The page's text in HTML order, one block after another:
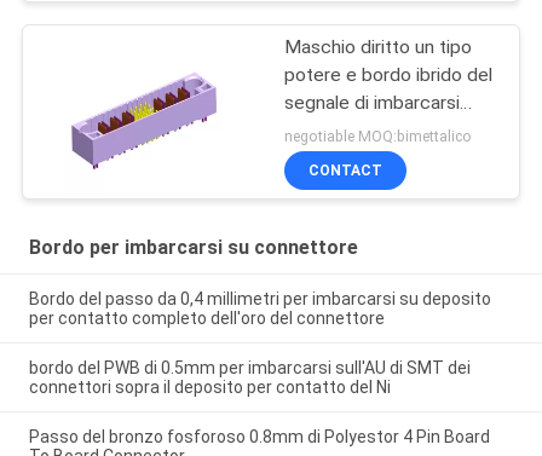
Maschio diritto un tipo
potere e bordo ibrido del
segnale di imbarcarsi
sullo Sn dei connettori
placcato con le forcelle
ROHS
negotiable MOQ:bimettalico
CONTACT
Bordo per imbarcarsi su connettore
Bordo del passo da 0,4 millimetri per imbarcarsi su deposito
per contatto completo dell'oro del connettore
bordo del PWB di 0.5mm per imbarcarsi sull'AU di SMT dei
connettori sopra il deposito per contatto del Ni
Passo del bronzo fosforoso 0.8mm di Polyestor 4 Pin Board